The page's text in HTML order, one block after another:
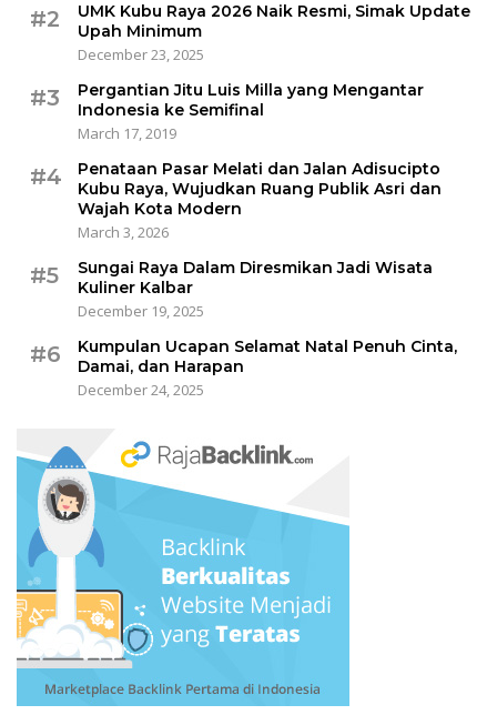
#2
UMK Kubu Raya 2026 Naik Resmi, Simak Update
Upah Minimum
December 23, 2025
#3
Pergantian Jitu Luis Milla yang Mengantar
Indonesia ke Semifinal
March 17, 2019
#4
Penataan Pasar Melati dan Jalan Adisucipto
Kubu Raya, Wujudkan Ruang Publik Asri dan
Wajah Kota Modern
March 3, 2026
#5
Sungai Raya Dalam Diresmikan Jadi Wisata
Kuliner Kalbar
December 19, 2025
#6
Kumpulan Ucapan Selamat Natal Penuh Cinta,
Damai, dan Harapan
December 24, 2025